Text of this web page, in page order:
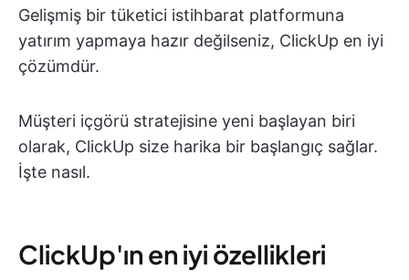
Gelişmiş bir tüketici istihbarat platformuna
yatırım yapmaya hazır değilseniz, ClickUp en iyi
çözümdür.
Müşteri içgörü stratejisine yeni başlayan biri
olarak, ClickUp size harika bir başlangıç sağlar.
İşte nasıl.
ClickUp'ın en iyi özellikleri